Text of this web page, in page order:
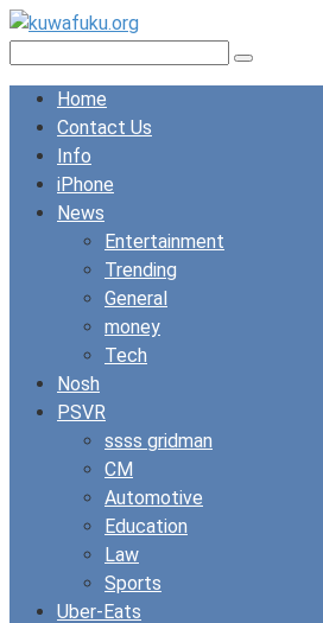
Skip
Home
Contact Us
Info
iPhone
News
Entertainment
Trending
General
money
Tech
Nosh
PSVR
ssss gridman
CM
Automotive
Education
Law
Sports
Uber-Eats